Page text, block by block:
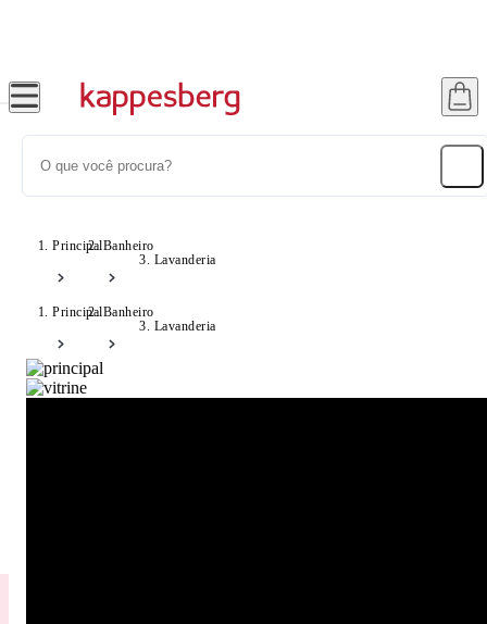
PrincipalBanheiro
Lavanderia
PrincipalBanheiro
Lavanderia